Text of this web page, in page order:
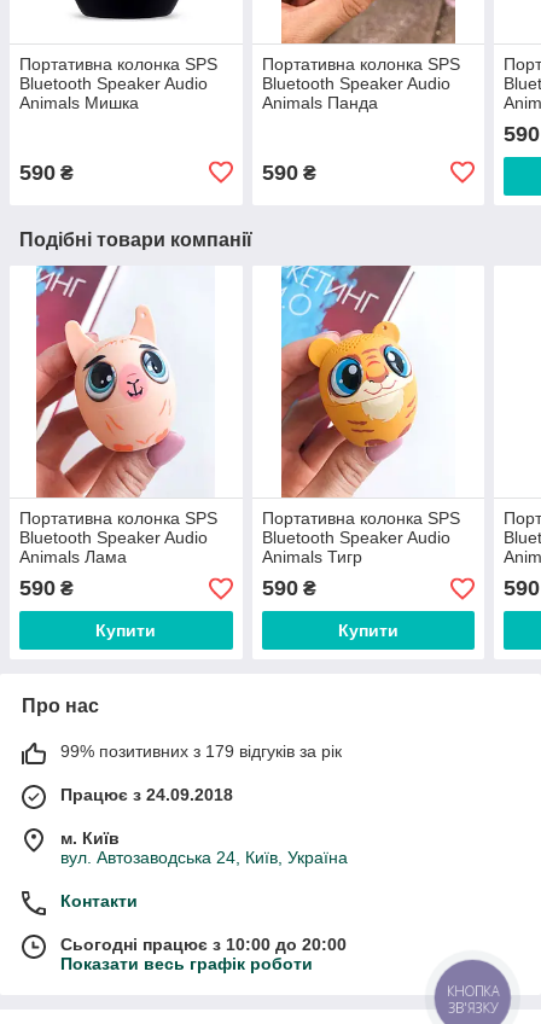
Портативна колонка SPS
Bluetooth Speaker Audio
Animals Мишка
590 ₴
Портативна колонка SPS
Bluetooth Speaker Audio
Animals Панда
590₴
590
Подібні товари компанії
Портативна колонка SPS
Bluetooth Speaker Audio
Animals Лама
590 ₴
Купити
Портативна колонка SPS
Bluetooth Speaker Audio
Animals Тигр
590₴
Купити
590
Про нас
99% позитивних з 179 відгуків за рік
Працює з 24.09.2018
м. Київ
вул. Автозаводська 24, Київ, Україна
Контакти
Сьогодні працює з 10:00 до 20:00
Показати весь графік роботи
КНОПКА
ЗВ'ЯЗКУ